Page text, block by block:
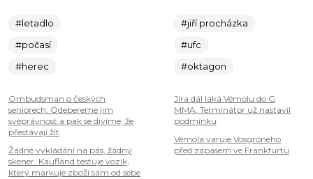
#letadlo
#počasí
#herec
Ombudsman o českých
seniorech: Odebereme jim
svéprávnost a pak se divíme, že
přestávají žít
Žádné vykládání na pás, žádný
skener. Kaufland testuje vozík,
který markuje zboží sám od sebe
#jiří procházka
#ufc
#oktagon
Jíra dál láká Vémolu do G
MMA. Terminátor už nastavil
podmínku
Vémola varuje Vosgröneho
před zápasem ve Frankfurtu